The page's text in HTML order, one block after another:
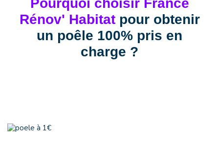
Pourquoi choisir France
Rénov' Habitatpour obtenir
un poêle 100% pris en
charge ?